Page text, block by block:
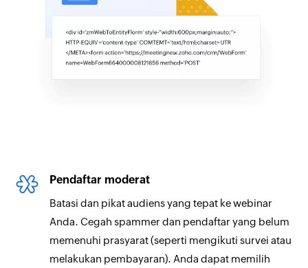
Pendaftar moderat
Batasi dan pikat audiens yang tepat ke webinar
Anda. Cegah spammer dan pendaftar yang belum
memenuhi prasyarat (seperti mengikuti survei atau
melakukan pembayaran). Anda dapat memilih